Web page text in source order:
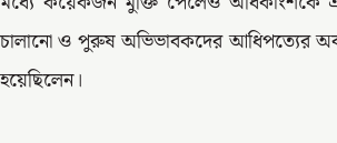
চালানো ও পুরুষ অভিভাবকদের আধিপত্যের
হয়েছিলেন।